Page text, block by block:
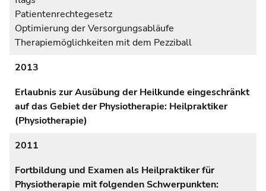
Patientenrechtegesetz
Optimierung der Versorgungsabläufe
Therapiemöglichkeiten mit dem Pezziball
2013
Erlaubnis zur Ausübung der Heilkunde eingeschränkt
auf das Gebiet der Physiotherapie: Heilpraktiker
(Physiotherapie)
2011
Fortbildung und Examen als Heilpraktiker für
Physiotherapie mit folgenden Schwerpunkten: